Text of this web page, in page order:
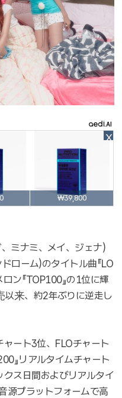
X
₩39,800
ミナミ、メイ、ジェナ)
ローム)のタイトル曲『LO
ン『TOP100』の1位に輝
来、約2年ぶりに逆走し
ャート3位、FLOチャート
』リアルタイムチャート
ス日間およびリアルタイ
源プラットフォームで高